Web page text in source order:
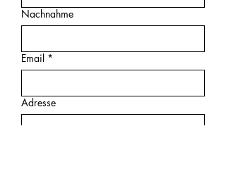
Nachnahme
Email *
Adresse